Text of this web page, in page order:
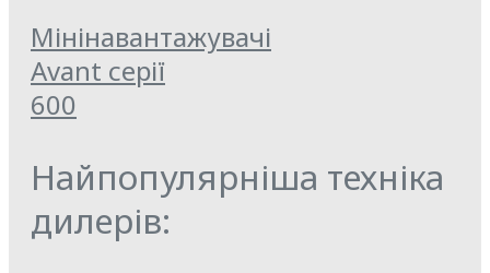
Мінінавантажувачі
Avant серії
600
Найпопулярніша техніка
дилерів: